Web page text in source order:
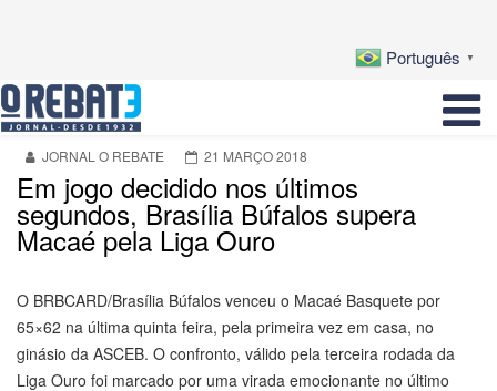
Português ▼
JORNAL O REBATE 21 MARÇO 2018
Em jogo decidido nos últimos
segundos, Brasília Búfalos supera
Macaé pela Liga Ouro
O BRBCARD/Brasília Búfalos venceu o Macaé Basquete por
65×62 na última quinta feira, pela primeira vez em casa, no
ginásio da ASCEB. O confronto, válido pela terceira rodada da
Liga Ouro foi marcado por uma virada emocionante no último